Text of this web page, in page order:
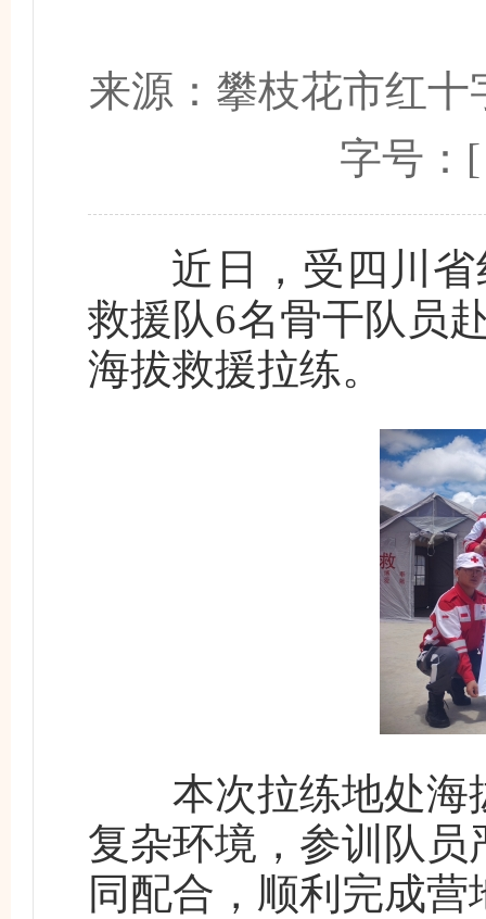
来源： 攀枝花市红十
字号
近日，受四川省
救援队6名骨干队员
海拔救援拉练。
本次拉练地处海拔
复杂环境，参训队
同配合，顺利完成